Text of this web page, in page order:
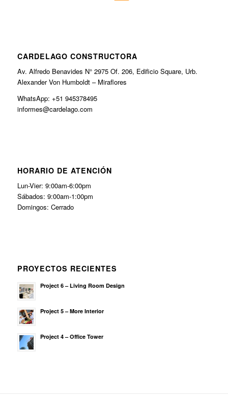
CARDELAGO CONSTRUCTORA
Av. Alfredo Benavides N° 2975 Of. 206, Edificio Square, Urb.
Alexander Von Humboldt – Miraflores
WhatsApp: +51 945378495
informes@cardelago.com
HORARIO DE ATENCIÓN
Lun-Vier: 9:00am-6:00pm
Sábados: 9:00am-1:00pm
Domingos: Cerrado
PROYECTOS RECIENTES
Project 6 – Living Room Design
Project 5 – More Interior
Project 4 – Office Tower